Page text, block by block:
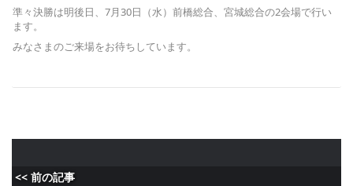
準々決勝は明後日、7月30日（水）前橋総合、宮城総合の2会場で行い
ます。
みなさまのご来場をお待ちしています。
<< 前の記事